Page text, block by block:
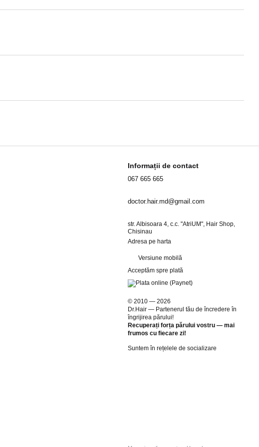
Informații de contact
067 665 665
doctor.hair.md@gmail.com
str. Albisoara 4, c.c. "AtriUM", Hair Shop,
Chisinau
Adresa pe harta
Versiune mobilă
Acceptăm spre plată
© 2010 — 2026
Dr.Hair — Partenerul tău de încredere în
îngrijirea părului!
Recuperați forța părului vostru — mai
frumos cu fiecare zi!
Suntem în rețelele de socializare